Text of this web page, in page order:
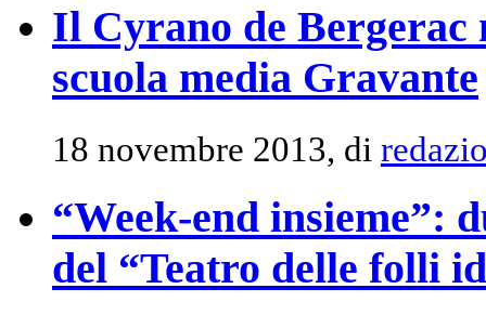
Il Cyrano de Bergerac
scuola media Gravante
18 novembre 2013, di
“Week-end insieme”:
del “Teatro delle folli